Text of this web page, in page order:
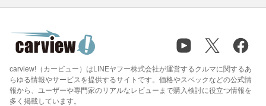
carview!（カービュー）はLINEヤフー株式会社が運営するクルマに関するあ
らゆる情報やサービスを提供するサイトです。価格やスペックなどの公式情
報から、ユーザーや専門家のリアルなレビューまで購入検討に役立つ情報を
多く掲載しています。